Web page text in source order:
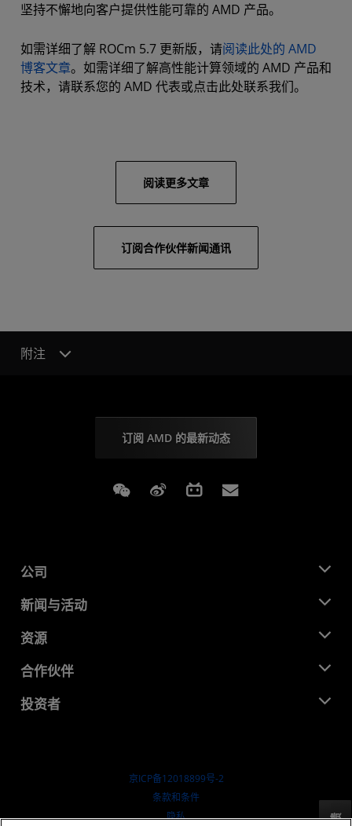
坚持不懈地向客户提供性能可靠的 AMD 产品。
如需详细了解 ROCm 5.7 更新版，请阅读此处的 AMD
博客文章。如需详细了解高性能计算领域的 AMD 产品和
技术，请联系您的 AMD 代表或点击此处联系我们。
阅读更多文章
订阅合作伙伴新闻通讯
附注
订阅 AMD 的最新动态
Weixin Weibo Bilibili
公司
关于 AMD
企业责任
就业机会
联系我们
新闻与活动
新闻中心
媒体库
资源
开发中心
成功案例
合作伙伴
AMD 合作伙伴中心
投资者
京ICP备12018899号-2
​条款和条件
隐私